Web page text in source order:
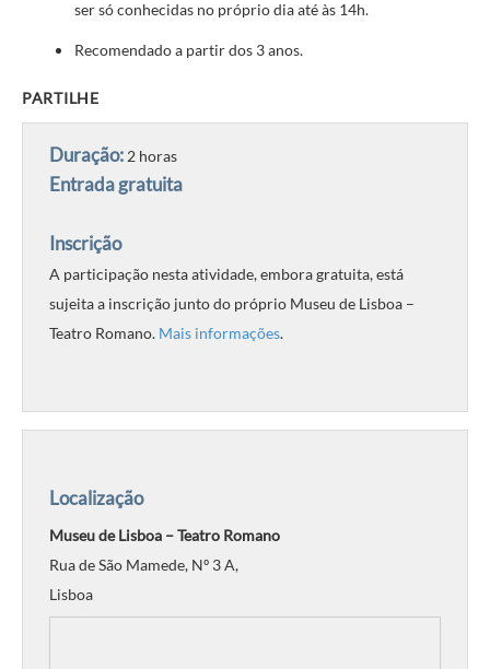
ser só conhecidas no próprio dia até às 14h.
Recomendado a partir dos 3 anos.
PARTILHE
Duração: 2 horas
Entrada gratuita
Inscrição
A participação nesta atividade, embora gratuita, está
sujeita a inscrição junto do próprio Museu de Lisboa –
Teatro Romano. Mais informações.
Localização
Museu de Lisboa – Teatro Romano
Rua de São Mamede, Nº 3 A,
Lisboa